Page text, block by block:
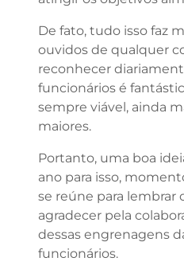
De fato, tudo isso faz
ouvidos de qualquer
reconhecer
funcionários é
sempre viável, ainda
maiores.
Portanto, uma boa
ano para isso,
se reúne para lembrar
agradecer pela
dessas engrenagens
funcionários.